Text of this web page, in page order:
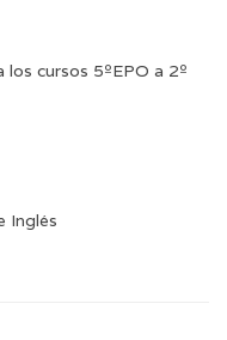
cursos 5ºEPO a 2º
Inglés